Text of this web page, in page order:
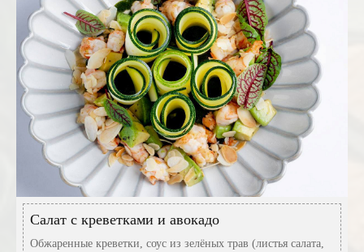
Салат с креветками и авокадо
Обжаренные креветки, соус из зелёных трав (листья салата,